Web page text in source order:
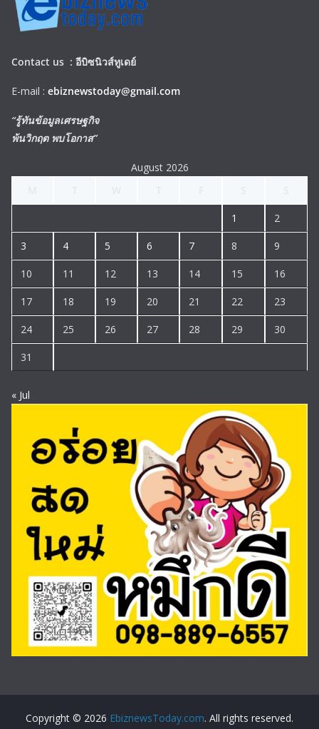
Contact us : อีบิซนิวส์ทูเดย์
E-mail : ebiznewstoday@gmail.com
“รู้ทันข้อมูลเศรษฐกิจ
พ้นวิกฤต พบโอกาส”
August 2026
1 2
3 4 5 6 7 8 9
10 11 12 13 14 15 16
17 18 19 20 21 22 23
24 25 26 27 28 29 30
31
« Jul
Copyright © 2026 EbiznewsToday.com. All rights reserved.